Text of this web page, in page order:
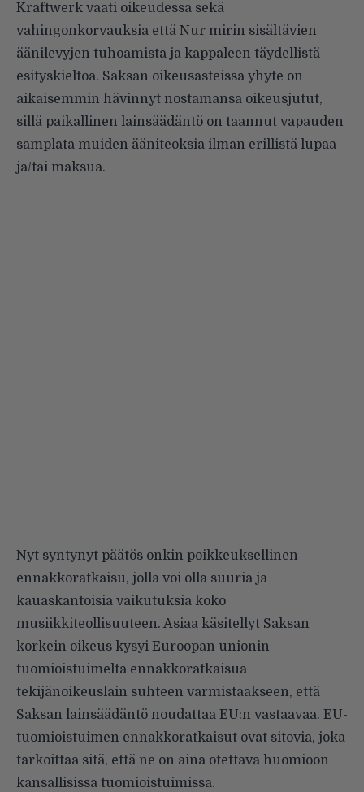
Kraftwerk vaati oikeudessa sekä
vahingonkorvauksia että Nur mirin sisältävien
äänilevyjen tuhoamista ja kappaleen täydellistä
esityskieltoa. Saksan oikeusasteissa yhyte on
aikaisemmin hävinnyt nostamansa oikeusjutut,
sillä paikallinen lainsäädäntö on taannut vapauden
samplata muiden ääniteoksia ilman erillistä lupaa
ja/tai maksua.
Nyt syntynyt päätös onkin poikkeuksellinen
ennakkoratkaisu, jolla voi olla suuria ja
kauaskantoisia vaikutuksia koko
musiikkiteollisuuteen. Asiaa käsitellyt Saksan
korkein oikeus kysyi Euroopan unionin
tuomioistuimelta ennakkoratkaisua
tekijänoikeuslain suhteen varmistaakseen, että
Saksan lainsäädäntö noudattaa EU:n vastaavaa. EU-
tuomioistuimen ennakkoratkaisut ovat sitovia, joka
tarkoittaa sitä, että ne on aina otettava huomioon
kansallisissa tuomioistuimissa.